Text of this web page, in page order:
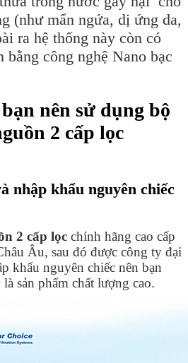
(như mẩn ngứa, dị ứng da,
ra hệ thống này còn có
bằng công nghệ Nano bạc
nên sử dụng bộ
2 cấp lọc
nhập khẩu nguyên chiếc
2 cấp lọc chính hãng cao cấp
Âu, sau đó được công ty đại
khẩu nguyên chiếc nên bạn
sản phẩm chất lượng cao.